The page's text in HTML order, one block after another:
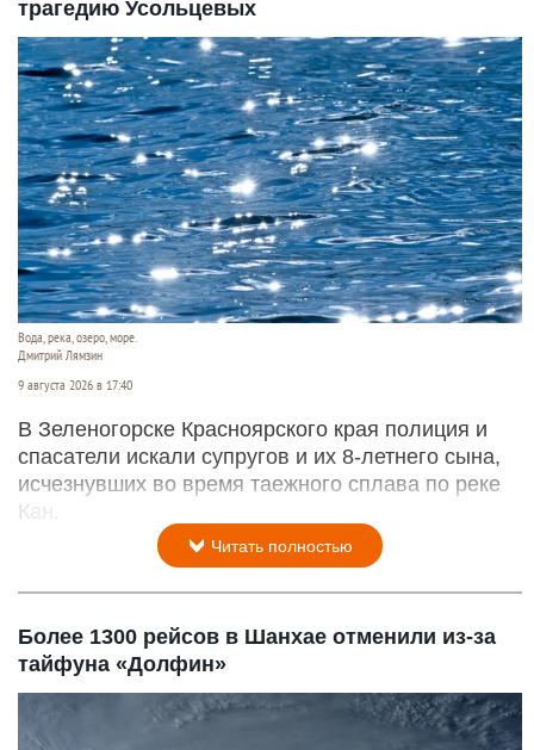
трагедию Усольцевых
Вода, река, озеро, море.
Дмитрий Лямзин
9 августа 2026 в 17:40
В Зеленогорске Красноярского края полиция и
спасатели искали супругов и их 8-летнего сына,
исчезнувших во время таежного сплава по реке
Кан.
Читать полностью
Более 1300 рейсов в Шанхае отменили из-за
тайфуна «Долфин»